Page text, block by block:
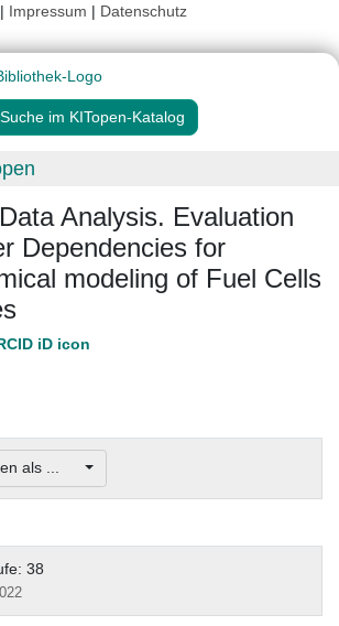
| Impressum | Datenschutz
Suche im KITopen-Katalog
Analysis. Evaluation
Dependencies for
modeling of Fuel Cells
als ...
38